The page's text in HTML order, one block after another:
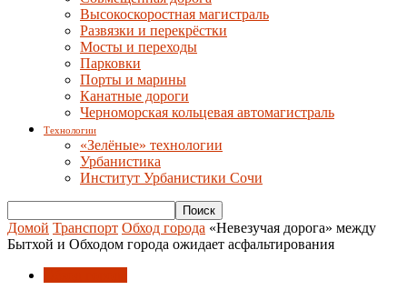
Высокоскоростная магистраль
Развязки и перекрёстки
Мосты и переходы
Парковки
Порты и марины
Канатные дороги
Черноморская кольцевая автомагистраль
Технологии
«Зелёные» технологии
Урбанистика
Институт Урбанистики Сочи
Домой Транспорт Обход города «Невезучая дорога» между
Бытхой и Обходом города ожидает асфальтирования